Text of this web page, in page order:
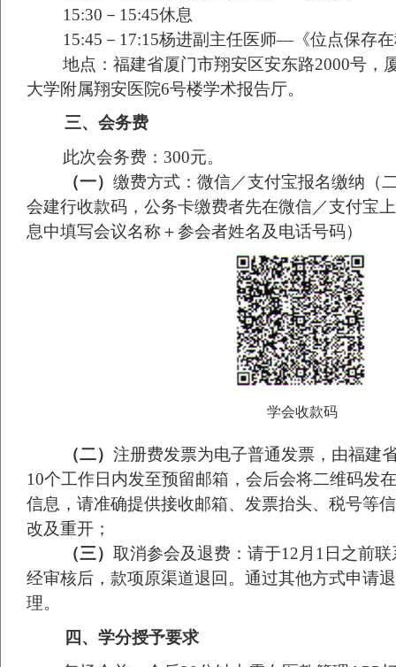
15:30 － 15:45休息
15:45 － 17:15杨进副主任医师—《位点保存
地点：福建省厦门市翔安区安东路2000号，
大学附属翔安医院6号楼学术报告厅。
三、 会务费
此次会务费： 300元。
（一）缴费方式：微信／支付宝报名缴纳（
会建行收款码，公务卡缴费者先在微信／支付宝
息中填写会议名称＋参会者姓名及电话号码）
学会收款码
（二）注册费发票为电子普通发票，由福建
10个工作日内发至预留邮箱，会后会将二维码发
信息，请准确提供接收邮箱、发票抬头、税号等
改及重开；
（三）取消参会及退费：请于12 月 1 日之前
经审核后，款项原渠道退回。通过其他方式申请
理。
四、 学分授予要求